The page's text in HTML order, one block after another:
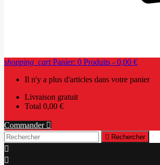
shopping_cart Panier: 0 Produits - 0,00 €
Il n'y a plus d'articles dans votre panier
Livraison gratuit
Total 0,00 €
Commander 
 Rechercher

